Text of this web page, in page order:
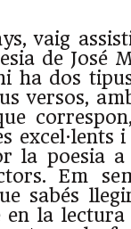
vaig
de José
ha dos
versos,
excel·lents
la poesia
Em
sabés
la lectura